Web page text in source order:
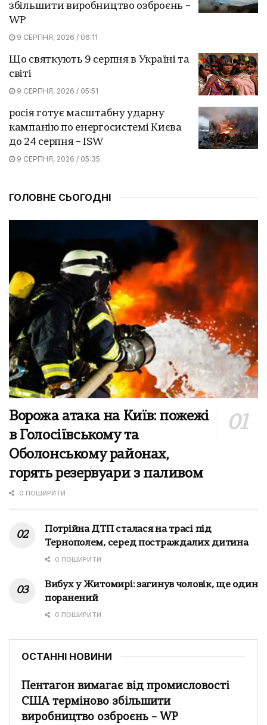
збільшити виробництво озброєнь –
WP
9 СЕРПНЯ, 2026 / 06:11
Що святкують 9 серпня в Україні та
світі
9 СЕРПНЯ, 2026 / 05:51
росія готує масштабну ударну
кампанію по енергосистемі Києва
до 24 серпня – ISW
9 СЕРПНЯ, 2026 / 05:35
ГОЛОВНЕ СЬОГОДНІ
Ворожа атака на Київ: пожежі
в Голосіївському та
Оболонському районах,
горять резервуари з паливом
0 ПОШИРИТИ
Потрійна ДТП сталася на трасі під
Тернополем, серед постраждалих дитина
0 ПОШИРИТИ
Вибух у Житомирі: загинув чоловік, ще один
поранений
0 ПОШИРИТИ
ОСТАННІ НОВИНИ
Пентагон вимагає від промисловості
США терміново збільшити
виробництво озброєнь – WP